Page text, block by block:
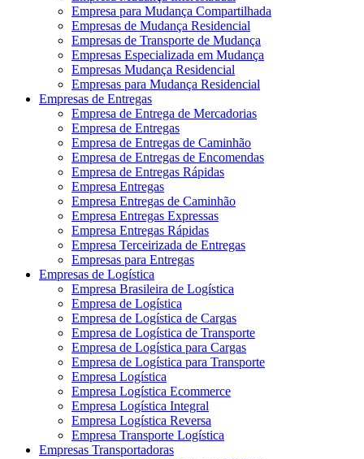
Empresa para Mudança Compartilhada
Empresas de Mudança Residencial
Empresas de Transporte de Mudança
Empresas Especializada em Mudança
Empresas Mudança Residencial
Empresas para Mudança Residencial
Empresas de Entregas
Empresa de Entrega de Mercadorias
Empresa de Entregas
Empresa de Entregas de Caminhão
Empresa de Entregas de Encomendas
Empresa de Entregas Rápidas
Empresa Entregas
Empresa Entregas de Caminhão
Empresa Entregas Expressas
Empresa Entregas Rápidas
Empresa Terceirizada de Entregas
Empresas para Entregas
Empresas de Logística
Empresa Brasileira de Logística
Empresa de Logística
Empresa de Logística de Cargas
Empresa de Logística de Transporte
Empresa de Logística para Cargas
Empresa de Logística para Transporte
Empresa Logística
Empresa Logística Ecommerce
Empresa Logística Integral
Empresa Logística Reversa
Empresa Transporte Logística
Empresas Transportadoras